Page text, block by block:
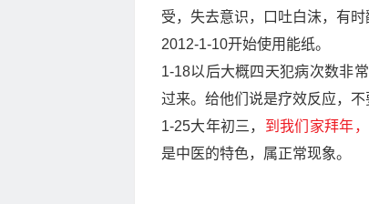
受，失去意识，口吐白沫，有时
2012-1-10开始使用能纸。
1-18以后大概四天犯病次数非
过来。给他们说是疗效反应，不
1-25大年初三， 到我们家拜年
是中医的特色，属正常现象。